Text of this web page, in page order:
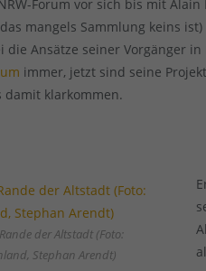
Forum vor sich bis mit
mangels Sammlung keins
Ansätze seiner Vorgänger
immer, jetzt sind seine
klarkommen.
der Altstadt (Foto:
Stephan Arendt)